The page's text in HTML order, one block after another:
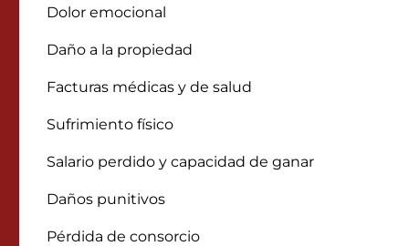
Dolor emocional
Daño a la propiedad
Facturas médicas y de salud
Sufrimiento físico
Salario perdido y capacidad de ganar
Daños punitivos
Pérdida de consorcio